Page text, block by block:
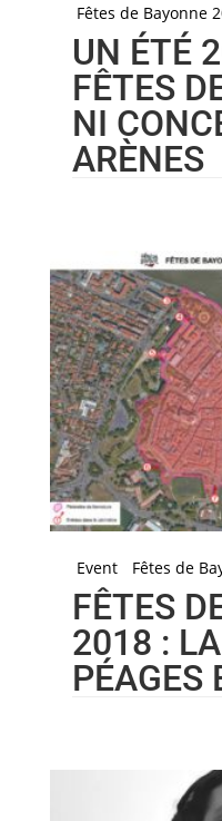
Fêtes de Bayonne
UN ÉTÉ
FÊTES
NI
ARÈNES
Event Fêtes de
FÊTES
2018 :
PÉAGES